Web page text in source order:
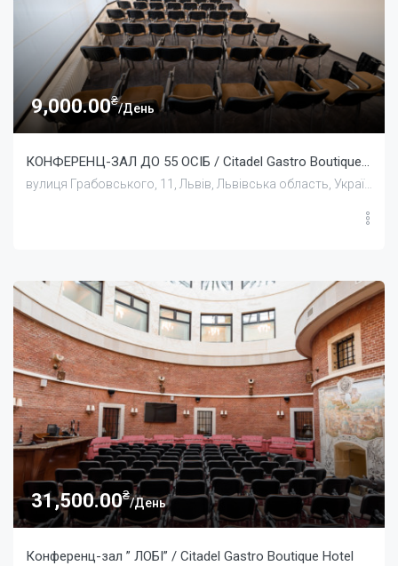
9,000.00₴
/День
КОНФЕРЕНЦ-ЗАЛ ДО 55 ОСІБ / Citadel Gastro Boutique Hotel
вулиця Грабовського, 11, Львів, Львівська область, Україна
31,500.00₴
/День
Конференц-зал ” ЛОБІ” / Citadel Gastro Boutique Hotel